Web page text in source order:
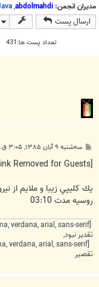
مدیران انجمن: abdolmahdi
,
Java
ارسال پست
تعداد پست ها:431صفحه10
پ
ت
سه‌شنبه ۹ آبان ۱۳۸۵, ۳:۰۵ ق.ظ
يك كليپي زيبا و ملايم از
روسيه مدت 03:10
تقدیر نبود,
تقصیر